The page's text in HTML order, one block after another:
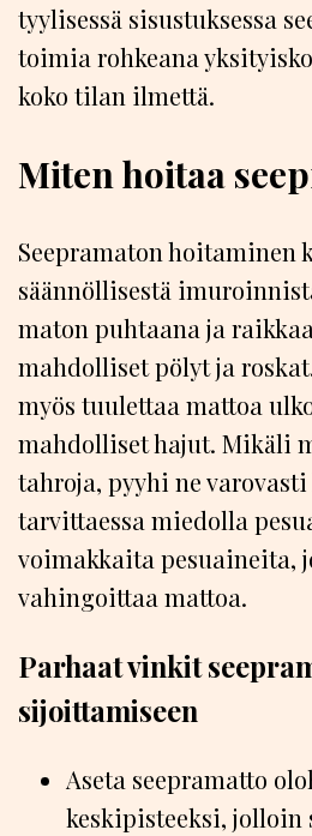
tyylisessä sisustuksessa
toimia rohkeana
koko tilan ilmettä.
Miten hoitaa
Seepramaton hoitaminen
säännöllisestä
maton puhtaana ja
mahdolliset pölyt ja
myös tuulettaa mattoa
mahdolliset hajut. Mikäli
tahroja, pyyhi ne
tarvittaessa miedolla
voimakkaita pesuaineita,
vahingoittaa mattoa.
Parhaat vinkit
sijoittamiseen
Aseta seepramatto
keskipisteeksi,